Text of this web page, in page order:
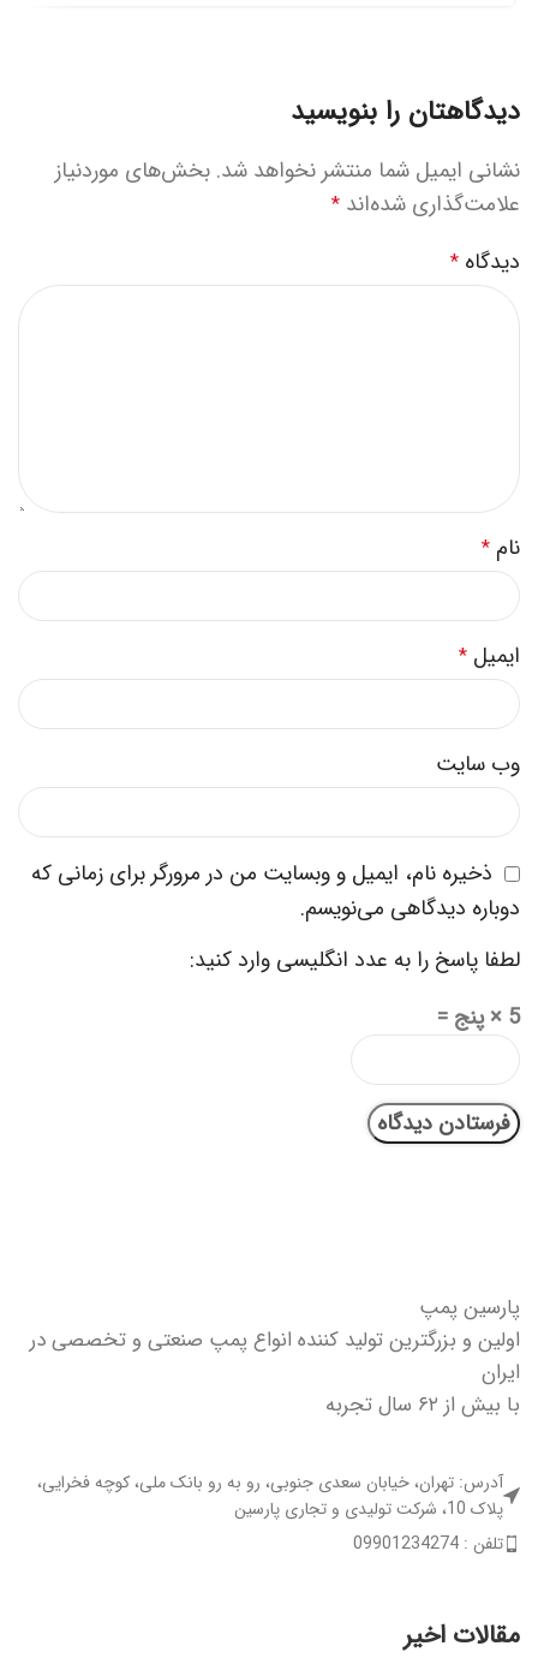
دیدگاهتان را بنویسید
نشانی ایمیل شما منتشر نخواهد شد. بخش‌های موردنیاز
علامت‌گذاری شده‌اند *
دیدگاه *
نام *
ایمیل *
وب‌ سایت
ذخیره نام، ایمیل و وبسایت من در مرورگر برای زمانی که
دوباره دیدگاهی می‌نویسم.
لطفا پاسخ را به عدد انگلیسی وارد کنید:
5 × پنج =
پارسین پمپ
اولین و بزرگترین تولید کننده انواع پمپ صنعتی و تخصصی در
ایران
با بیش از ۶۲ سال تجربه
آدرس: تهران، خیابان سعدی جنوبی، رو به رو بانک ملی، کوچه فخرایی،
پلاک 10، شرکت تولیدی و تجاری پارسین
تلفن : 09901234274
مقالات اخیر